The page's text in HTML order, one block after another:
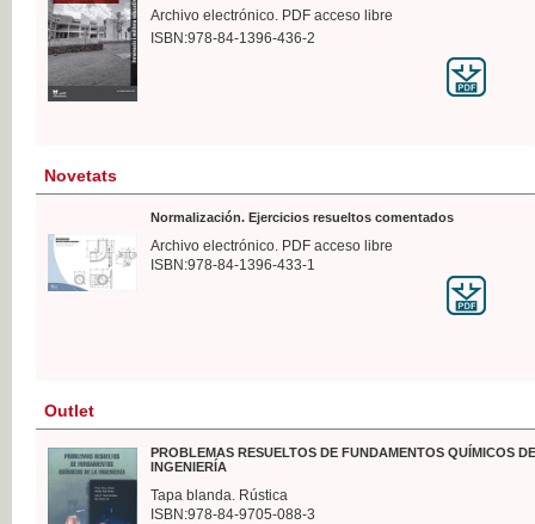
Archivo electrónico. PDF acceso libre
ISBN:978-84-1396-436-2
Novetats
Normalización. Ejercicios resueltos comentados
Archivo electrónico. PDF acceso libre
ISBN:978-84-1396-433-1
Outlet
PROBLEMAS RESUELTOS DE FUNDAMENTOS QUÍMICOS
INGENIERÍA
Tapa blanda. Rústica
ISBN:978-84-9705-088-3